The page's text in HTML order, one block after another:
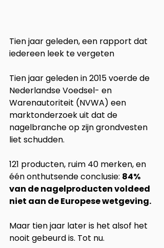
Tien jaar geleden, een rapport dat
iedereen leek te vergeten
Tien jaar geleden in 2015 voerde de
Nederlandse Voedsel- en
Warenautoriteit (NVWA) een
marktonderzoek uit dat de
nagelbranche op zijn grondvesten
liet schudden.
121 producten, ruim 40 merken, en
één onthutsende conclusie: 84%
van de nagelproducten voldeed
niet aan de Europese wetgeving.
Maar tien jaar later is het alsof het
nooit gebeurd is. Tot nu.